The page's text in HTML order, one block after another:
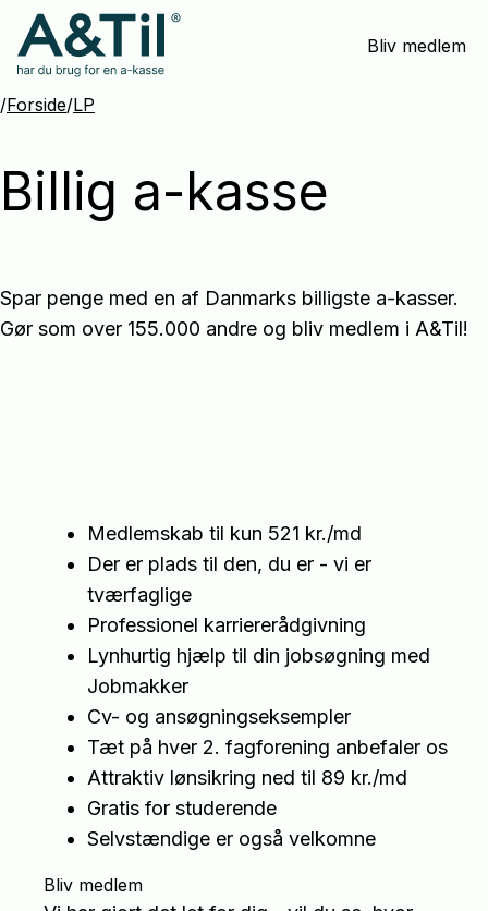
Spring
menu
over
og
indhold
Bliv medlem
/Forside/LP
Billig a-kasse
Spar penge med en af Danmarks billigste a-kasser.
Gør som over 155.000 andre og bliv medlem i A&Til!
Medlemskab til kun 521 kr./md
Der er plads til den, du er - vi er
tværfaglige
Professionel karriererådgivning
Lynhurtig hjælp til din jobsøgning med
Jobmakker
Cv- og ansøgningseksempler
Tæt på hver 2. fagforening anbefaler os
Attraktiv lønsikring ned til 89 kr./md
Gratis for studerende
Selvstændige er også velkomne
Bliv medlem